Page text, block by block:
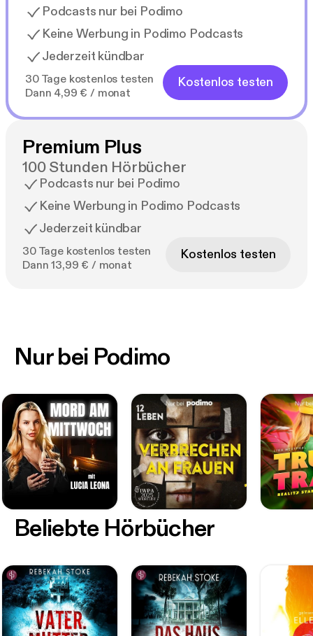
Podcasts nur bei Podimo
Keine Werbung in Podimo Podcasts
Jederzeit kündbar
30 Tage kostenlos testen
Dann 4,99 € / monat
Kostenlos testen
Premium Plus
100 Stunden Hörbücher
Podcasts nur bei Podimo
Keine Werbung in Podimo Podcasts
Jederzeit kündbar
30 Tage kostenlos testen
Dann 13,99 € / monat
Kostenlos testen
Nur bei Podimo
Beliebte Hörbücher